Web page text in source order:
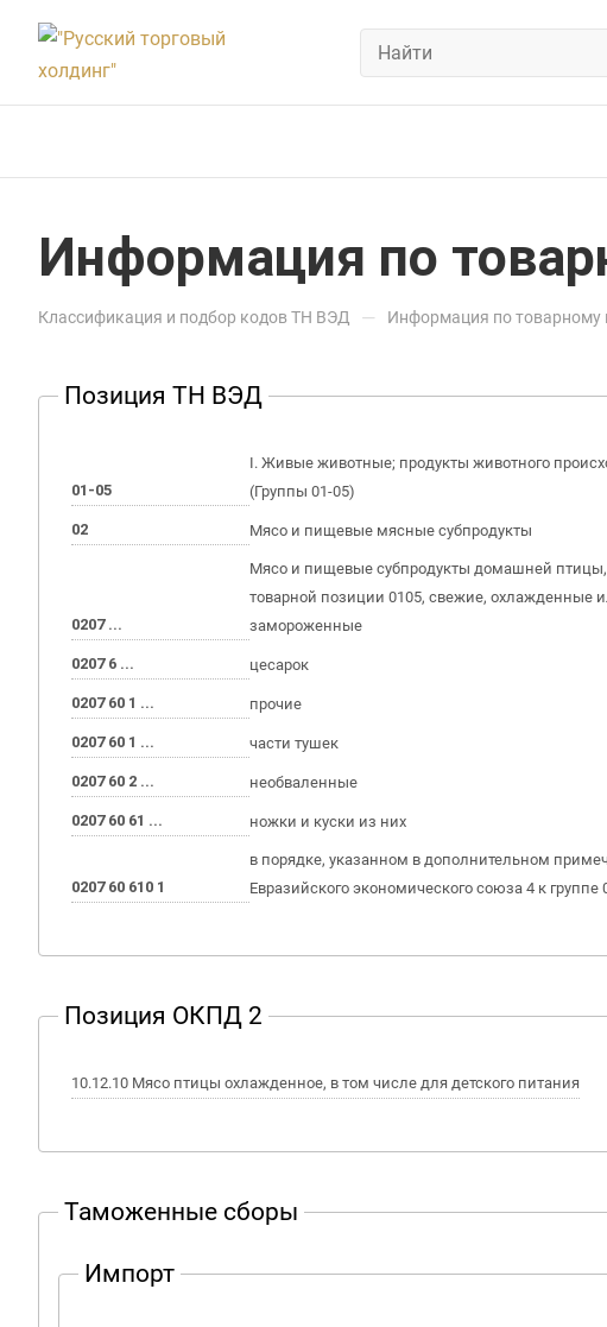
Информация по
Классификация и подбор кодов ТН ВЭД — Информация по товарному
Позиция ТН ВЭД
01-05
I. Живые животные; продукты животного
(Группы 01-05)
02 Мясо и пищевые мясные субпродукты
0207 ...
Мясо и пищевые субпродукты домашней птицы,
товарной позиции 0105, свежие, охлажденные
замороженные
0207 6 ... цесарок
0207 60 1 ... прочие
0207 60 1 ... части тушек
0207 60 2 ... необваленные
0207 60 61 ... ножки и куски из них
0207 60 610 1
в порядке, указанном в дополнительном
Евразийского экономического союза 4 к группе
Позиция ОКПД 2
10.12.10 Мясо птицы охлажденное, в том числе для детского питания
Таможенные сборы
Импорт